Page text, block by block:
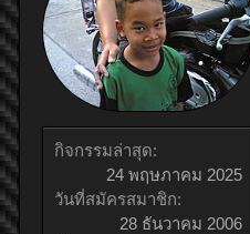
กิจกรรมล่าสุด:
24 พฤษภาคม 2025
วันที่สมัครสมาชิก:
28 ธันวาคม 2006